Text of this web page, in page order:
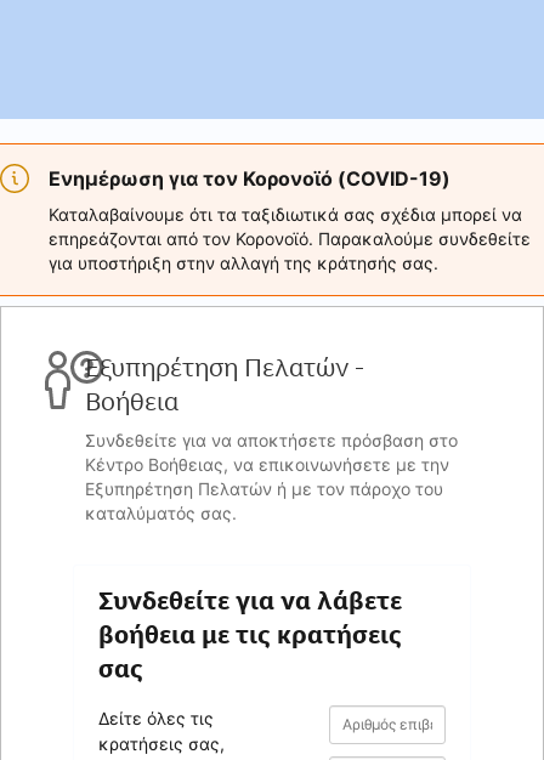
Ενημέρωση για τον Κορονοϊό (COVID-19)
Καταλαβαίνουμε ότι τα ταξιδιωτικά σας σχέδια μπορεί να
επηρεάζονται από τον Κορονοϊό. Παρακαλούμε συνδεθείτε
για υποστήριξη στην αλλαγή της κράτησής σας.
Εξυπηρέτηση Πελατών -
Βοήθεια
Συνδεθείτε για να αποκτήσετε πρόσβαση στο
Κέντρο Βοήθειας, να επικοινωνήσετε με την
Εξυπηρέτηση Πελατών ή με τον πάροχο του
καταλύματός σας.
Συνδεθείτε για να λάβετε
βοήθεια με τις κρατήσεις
σας
Δείτε όλες τις
κρατήσεις σας,
Αριθμός
επιβεβαίωσης
Αριθμός
επιβεβαίωσης